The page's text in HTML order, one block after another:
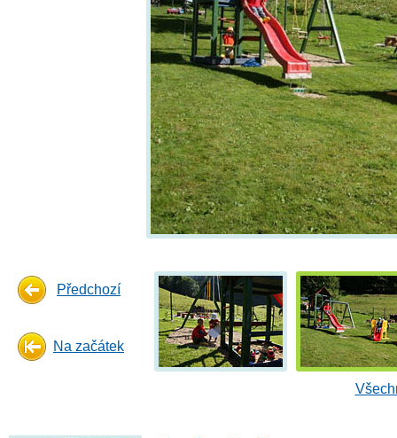
Předchozí
Na začátek